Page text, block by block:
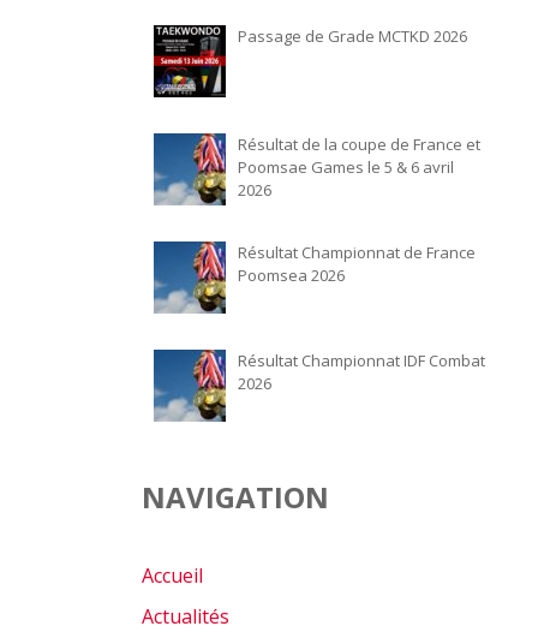
Passage de Grade MCTKD 2026
Résultat de la coupe de France et
Poomsae Games le 5 & 6 avril
2026
Résultat Championnat de France
Poomsea 2026
Résultat Championnat IDF Combat
2026
NAVIGATION
Accueil
Actualités